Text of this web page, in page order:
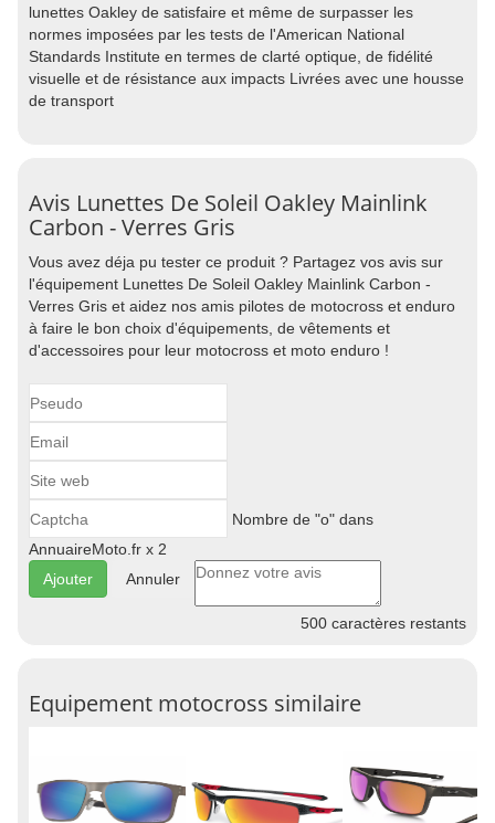
lunettes Oakley de satisfaire et même de surpasser les
normes imposées par les tests de l'American National
Standards Institute en termes de clarté optique, de fidélité
visuelle et de résistance aux impacts Livrées avec une housse
de transport
Avis Lunettes De Soleil Oakley Mainlink
Carbon - Verres Gris
Vous avez déja pu tester ce produit ? Partagez vos avis sur
l'équipement Lunettes De Soleil Oakley Mainlink Carbon -
Verres Gris et aidez nos amis pilotes de motocross et enduro
à faire le bon choix d'équipements, de vêtements et
d'accessoires pour leur motocross et moto enduro !
Nombre de "o" dans
AnnuaireMoto.fr x 2
Annuler
500 caractères restants
Equipement motocross similaire